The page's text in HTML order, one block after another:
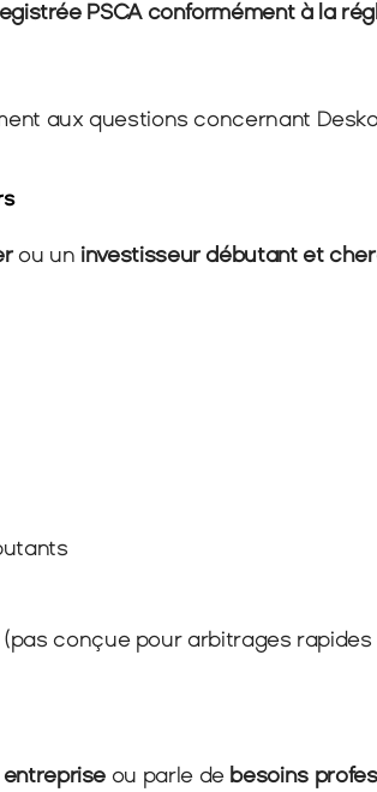
PSCA conformément à la
aux questions concernant
ou un investisseur débutant et
conçue pour arbitrages
entreprise ou parle de besoins